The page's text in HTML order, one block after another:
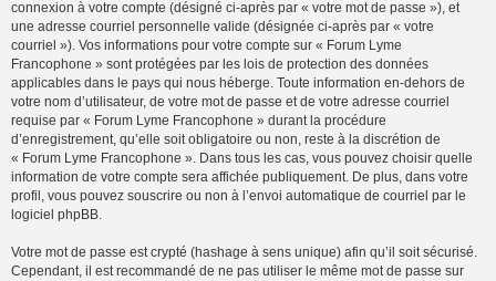
connexion à votre compte (désigné ci-après par « votre mot de passe »), et
une adresse courriel personnelle valide (désignée ci-après par « votre
courriel »). Vos informations pour votre compte sur « Forum Lyme
Francophone » sont protégées par les lois de protection des données
applicables dans le pays qui nous héberge. Toute information en-dehors de
votre nom d’utilisateur, de votre mot de passe et de votre adresse courriel
requise par « Forum Lyme Francophone » durant la procédure
d’enregistrement, qu’elle soit obligatoire ou non, reste à la discrétion de
« Forum Lyme Francophone ». Dans tous les cas, vous pouvez choisir quelle
information de votre compte sera affichée publiquement. De plus, dans votre
profil, vous pouvez souscrire ou non à l’envoi automatique de courriel par le
logiciel phpBB.
Votre mot de passe est crypté (hashage à sens unique) afin qu’il soit sécurisé.
Cependant, il est recommandé de ne pas utiliser le même mot de passe sur